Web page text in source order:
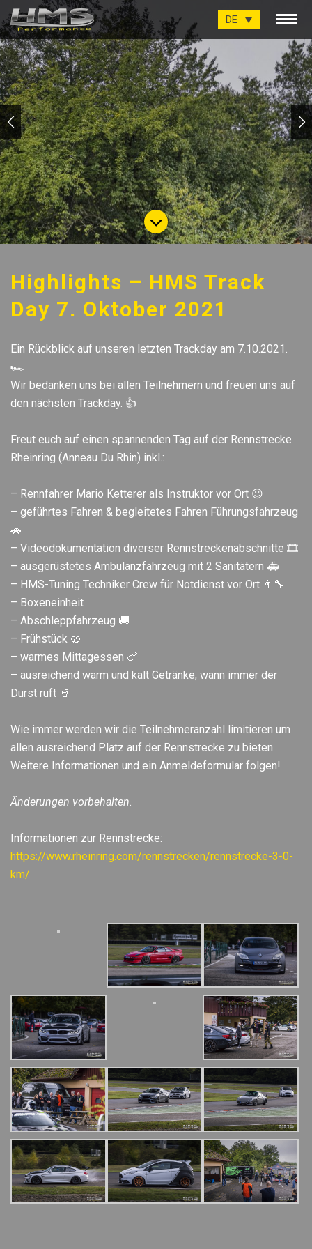
DE
Highlights – HMS Track
Day 7. Oktober 2021
Ein Rückblick auf unseren letzten Trackday am 7.10.2021.
🏎
Wir bedanken uns bei allen Teilnehmern und freuen uns auf
den nächsten Trackday. 👍
Freut euch auf einen spannenden Tag auf der Rennstrecke
Rheinring (Anneau Du Rhin) inkl.:
– Rennfahrer Mario Ketterer als Instruktor vor Ort 😉
– geführtes Fahren & begleitetes Fahren Führungsfahrzeug
🚗
– Videodokumentation diverser Rennstreckenabschnitte 🎞
– ausgerüstetes Ambulanzfahrzeug mit 2 Sanitätern 🚑
– HMS-Tuning Techniker Crew für Notdienst vor Ort 👨‍🔧
– Boxeneinheit
– Abschleppfahrzeug 🚚
– Frühstück 🥨
– warmes Mittagessen 🍗
– ausreichend warm und kalt Getränke, wann immer der
Durst ruft 🥤
Wie immer werden wir die Teilnehmeranzahl limitieren um
allen ausreichend Platz auf der Rennstrecke zu bieten.
Weitere Informationen und ein Anmeldeformular folgen!
Änderungen vorbehalten.
Informationen zur Rennstrecke:
https://www.rheinring.com/rennstrecken/rennstrecke-3-0-
km/